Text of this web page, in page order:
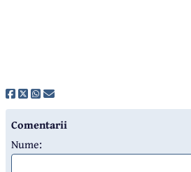
Comentarii
Nume: